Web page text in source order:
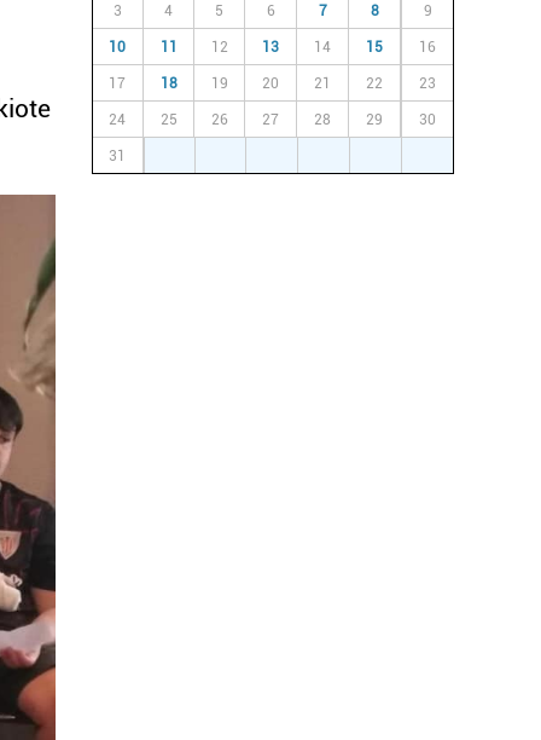
3 4 5 6 7 8 9
10 11 12 13 14 15 16
17 18 19 20 21 22 23
24 25 26 27 28 29 30
31